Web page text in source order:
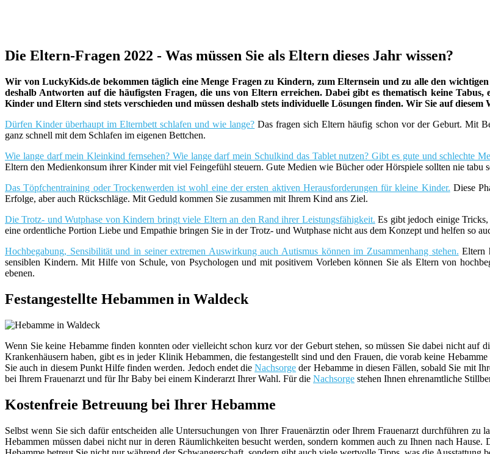
Die Eltern-Fragen 2022 - Was müssen Sie als Eltern dieses Jahr wissen?
Wir von LuckyKids.de bekommen täglich eine Menge Fragen zu Kindern, zum Elternsein und zu alle den
deshalb Antworten auf die häufigsten Fragen, die uns von Eltern erreichen. Dabei gibt es thematisch keine
Kinder und Eltern sind stets verschieden und müssen deshalb stets individuelle Lösungen finden. Wir Sie auf
Dürfen Kinder überhaupt im Elternbett schlafen und wie lange? Das fragen sich Eltern häufig schon vor der Geburt. Mit
ganz schnell mit dem Schlafen im eigenen Bettchen.
Wie lange darf mein Kleinkind fernsehen? Wie lange darf mein Schulkind das Tablet nutzen? Gibt es gute und schlechte
Eltern den Medienkonsum ihrer Kinder mit viel Feingefühl steuern. Gute Medien wie Bücher oder Hörspiele sollten nie tabu
Das Töpfchentraining oder Trockenwerden ist wohl eine der ersten aktiven Herausforderungen für kleine Kinder. Diese
Erfolge, aber auch Rückschläge. Mit Geduld kommen Sie zusammen mit Ihrem Kind ans Ziel.
Die Trotz- und Wutphase von Kindern bringt viele Eltern an den Rand ihrer Leistungsfähigkeit. Es gibt jedoch einige Tricks,
eine ordentliche Portion Liebe und Empathie bringen Sie in der Trotz- und Wutphase nicht aus dem Konzept und helfen so
Hochbegabung, Sensibilität und in seiner extremen Auswirkung auch Autismus können im Zusammenhang stehen. Eltern
sensiblen Kindern. Mit Hilfe von Schule, von Psychologen und mit positivem Vorleben können Sie als Eltern von
ebenen.
Festangestellte Hebammen in Waldeck
Wenn Sie keine Hebamme finden konnten oder vielleicht schon kurz vor der Geburt stehen, so müssen Sie dabei nicht auf
Krankenhäusern haben, gibt es in jeder Klinik Hebammen, die festangestellt sind und den Frauen, die vorab keine
Sie auch in diesem Punkt Hilfe finden werden. Jedoch endet dieNachsorge der Hebamme in diesen Fällen, sobald Sie mit
bei Ihrem Frauenarzt und für Ihr Baby bei einem Kinderarzt Ihrer Wahl. Für die Nachsorge stehen Ihnen ehrenamtliche
Kostenfreie Betreuung bei Ihrer Hebamme
Selbst wenn Sie sich dafür entscheiden alle Untersuchungen von Ihrer Frauenärztin oder Ihrem Frauenarzt durchführen zu
Hebammen müssen dabei nicht nur in deren Räumlichkeiten besucht werden, sondern kommen auch zu Ihnen nach